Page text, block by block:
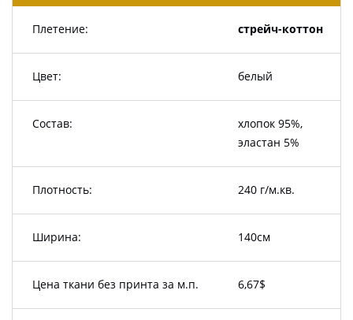
Плетение: стрейч-коттон
Цвет: белый
Состав:
хлопок 95%,
эластан 5%
Плотность: 240 г/м.кв.
Ширина: 140см
Цена ткани без принта за м.п. 6,67$